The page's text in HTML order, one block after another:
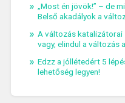
„Most én jövök!” – de
Belső akadályok a
A változás
vagy, elindul a változás
Edzz a jóllétedért 5
lehetőség legyen!